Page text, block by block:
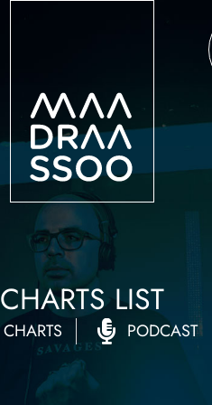
CHARTS LIST
CHARTS PODCAST